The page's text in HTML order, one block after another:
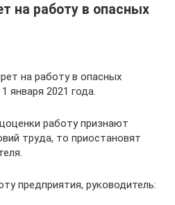
на работу в опасных
на работу в опасных
января 2021 года.
работу признают
труда, то приостановят
предприятия, руководитель: